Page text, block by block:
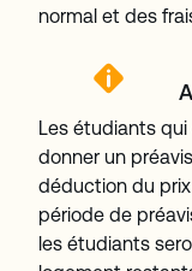
normal et des
Les étudiants
donner un
déduction du
période de
les étudiants